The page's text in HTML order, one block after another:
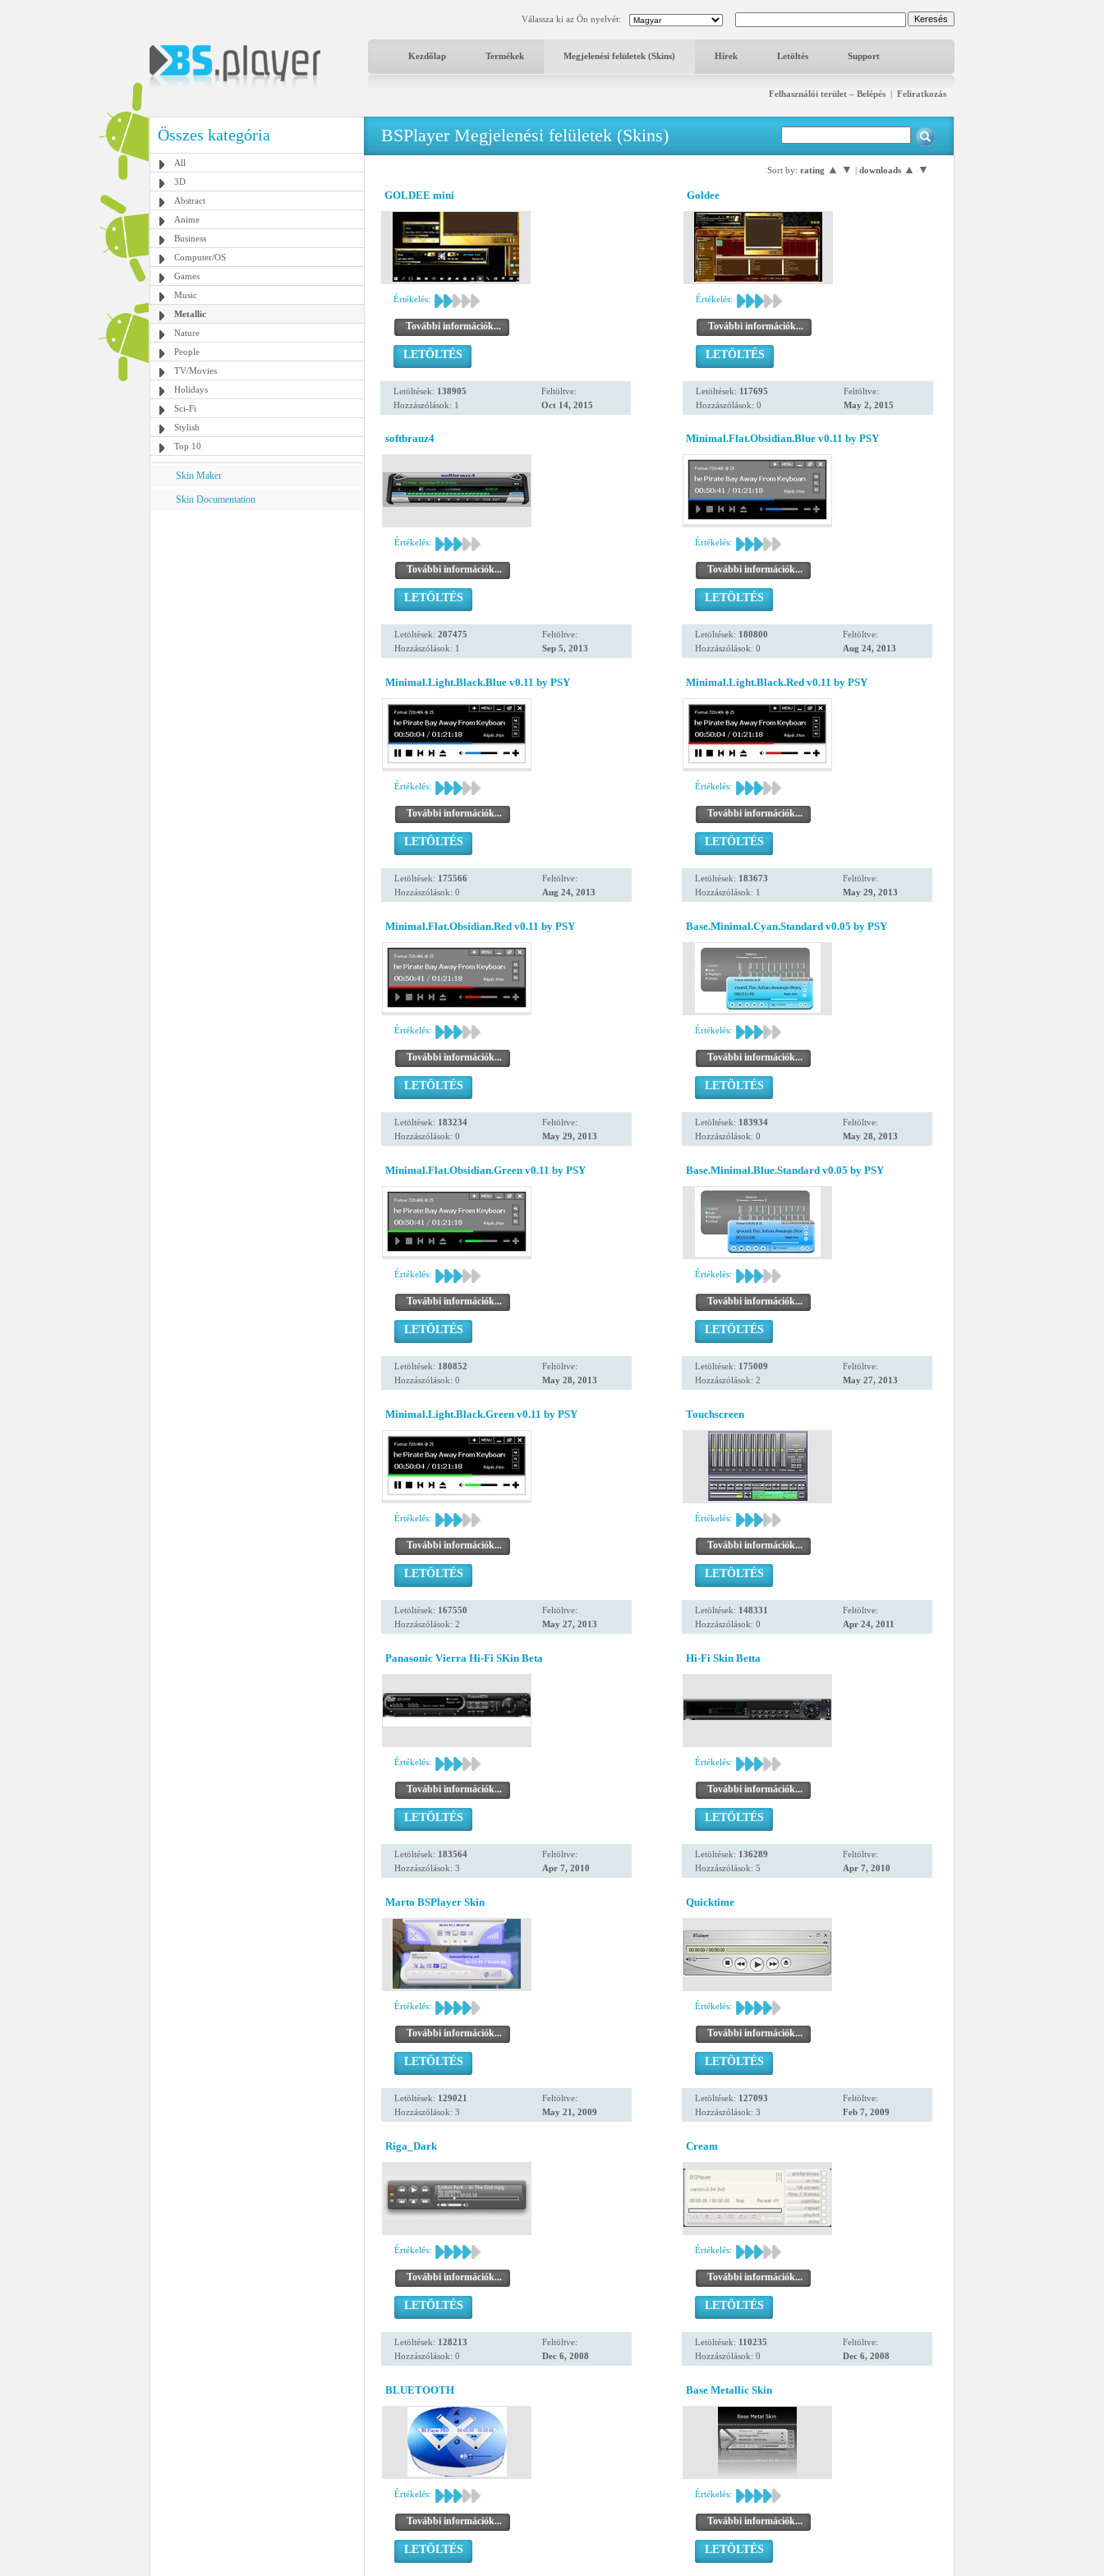
Válassza ki az Ön nyelvét:
Kezdőlap Termékek Megjelenési felületek (Skins) Hírek Letöltés Support
Felhasználói terület – Belépés | Feliratkozás
Összes kategória
All
3D
Abstract
Anime
Business
Computer/OS
Games
Music
Metallic
Nature
People
TV/Movies
Holidays
Sci-Fi
Stylish
Top 10
Skin Maker
Skin Documentation
BSPlayer Megjelenési felületek (Skins)
Sort by: rating ▲ ▼ | downloads ▲ ▼
GOLDEE mini
Értékelés:
További információk...
LETÖLTÉS
Letöltések: 138905
Hozzászólások: 1
Feltöltve:
Oct 14, 2015
Goldee
Értékelés:
További információk...
LETÖLTÉS
Letöltések: 117695
Hozzászólások: 0
Feltöltve:
May 2, 2015
softbrauz4
Értékelés:
További információk...
LETÖLTÉS
Letöltések: 207475
Hozzászólások: 1
Feltöltve:
Sep 5, 2013
Minimal.Flat.Obsidian.Blue v0.11 by PSY
Értékelés:
További információk...
LETÖLTÉS
Letöltések: 180800
Hozzászólások: 0
Feltöltve:
Aug 24, 2013
Minimal.Light.Black.Blue v0.11 by PSY
Értékelés:
További információk...
LETÖLTÉS
Letöltések: 175566
Hozzászólások: 0
Feltöltve:
Aug 24, 2013
Minimal.Light.Black.Red v0.11 by PSY
Értékelés:
További információk...
LETÖLTÉS
Letöltések: 183673
Hozzászólások: 1
Feltöltve:
May 29, 2013
Minimal.Flat.Obsidian.Red v0.11 by PSY
Értékelés:
További információk...
LETÖLTÉS
Letöltések: 183234
Hozzászólások: 0
Feltöltve:
May 29, 2013
Base.Minimal.Cyan.Standard v0.05 by PSY
Értékelés:
További információk...
LETÖLTÉS
Letöltések: 183934
Hozzászólások: 0
Feltöltve:
May 28, 2013
Minimal.Flat.Obsidian.Green v0.11 by PSY
Értékelés:
További információk...
LETÖLTÉS
Letöltések: 180852
Hozzászólások: 0
Feltöltve:
May 28, 2013
Base.Minimal.Blue.Standard v0.05 by PSY
Értékelés:
További információk...
LETÖLTÉS
Letöltések: 175009
Hozzászólások: 2
Feltöltve:
May 27, 2013
Minimal.Light.Black.Green v0.11 by PSY
Értékelés:
További információk...
LETÖLTÉS
Letöltések: 167550
Hozzászólások: 2
Feltöltve:
May 27, 2013
Touchscreen
Értékelés:
További információk...
LETÖLTÉS
Letöltések: 148331
Hozzászólások: 0
Feltöltve:
Apr 24, 2011
Panasonic Vierra Hi-Fi SKin Beta
Értékelés:
További információk...
LETÖLTÉS
Letöltések: 183564
Hozzászólások: 3
Feltöltve:
Apr 7, 2010
Hi-Fi Skin Betta
Értékelés:
További információk...
LETÖLTÉS
Letöltések: 136289
Hozzászólások: 5
Feltöltve:
Apr 7, 2010
Marto BSPlayer Skin
Értékelés:
További információk...
LETÖLTÉS
Letöltések: 129021
Hozzászólások: 3
Feltöltve:
May 21, 2009
Quicktime
Értékelés:
További információk...
LETÖLTÉS
Letöltések: 127093
Hozzászólások: 3
Feltöltve:
Feb 7, 2009
Riga_Dark
Értékelés:
További információk...
LETÖLTÉS
Letöltések: 128213
Hozzászólások: 0
Feltöltve:
Dec 6, 2008
Cream
Értékelés:
További információk...
LETÖLTÉS
Letöltések: 110235
Hozzászólások: 0
Feltöltve:
Dec 6, 2008
BLUETOOTH
Értékelés:
További információk...
LETÖLTÉS
Base Metallic Skin
Értékelés:
További információk...
LETÖLTÉS